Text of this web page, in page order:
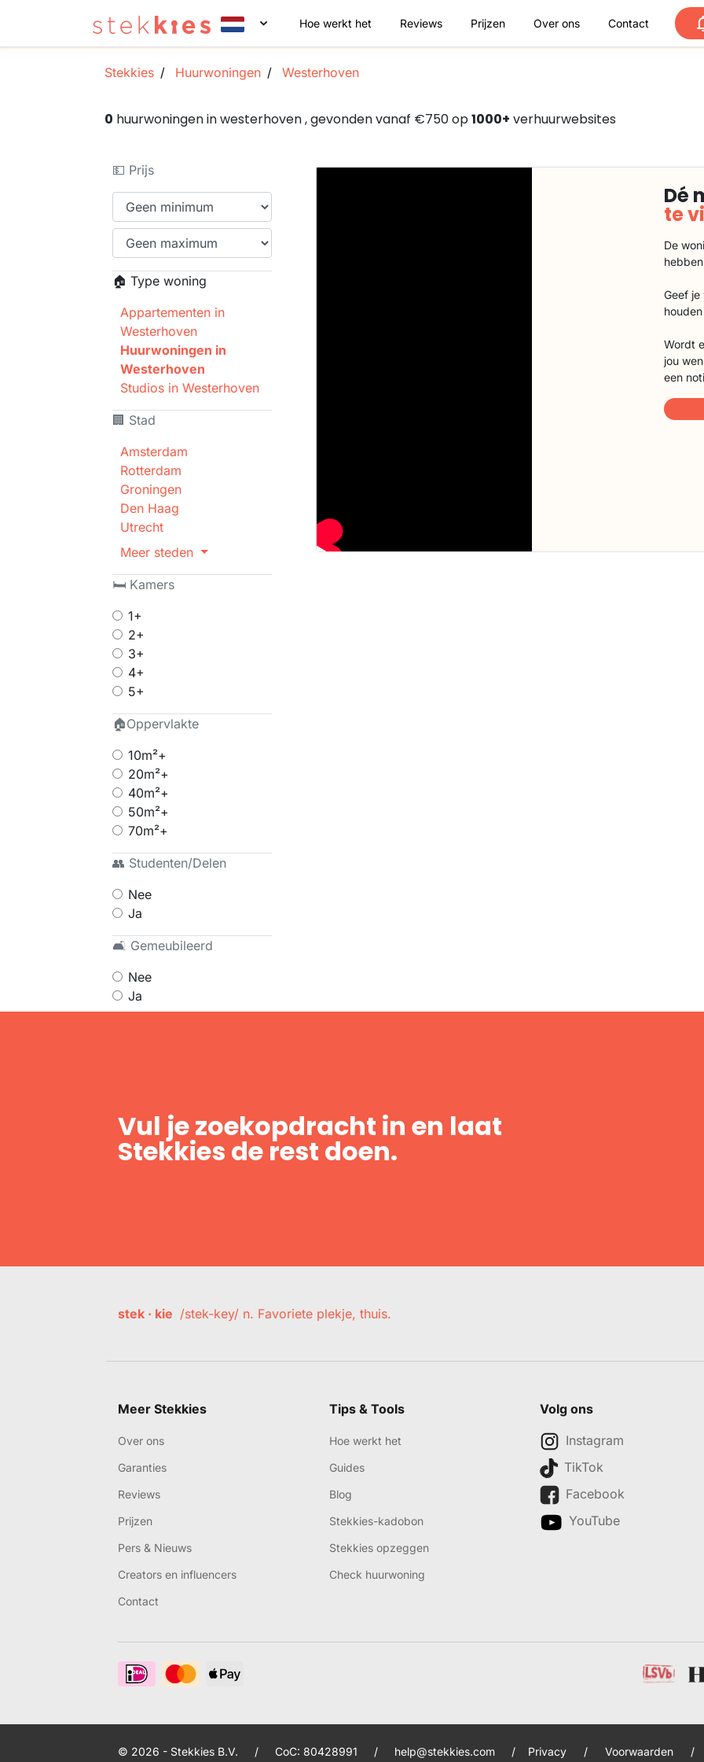
Hoe werkt het Reviews Prijzen Over ons Contact
Stekkies Huurwoningen Westerhoven
0 huurwoningen in westerhoven , gevonden vanaf €750 op1000+ verhuurwebsites
💵 Prijs
🏠 Type woning
Appartementen in
Westerhoven
Huurwoningen in
Westerhoven
Studios in Westerhoven
🏢 Stad
Amsterdam
Rotterdam
Groningen
Den Haag
Utrecht
Meer steden
🛏 Kamers
1+
2+
3+
4+
5+
🏠Oppervlakte
10m²+
20m²+
40m²+
50m²+
70m²+
👥 Studenten/Delen
Nee
Ja
🛋 Gemeubileerd
Nee
Ja
Dé
te
De
Geef
Wordt
jou
een
Vul je zoekopdracht in en laat
Stekkies de rest doen.
stek · kie /stek-key/ n. Favoriete plekje, thuis.
Meer Stekkies
Over ons
Garanties
Reviews
Prijzen
Pers & Nieuws
Creators en influencers
Contact
Tips & Tools
Hoe werkt het
Guides
Blog
Stekkies-kadobon
Stekkies opzeggen
Check huurwoning
Volg ons
Instagram
TikTok
Facebook
YouTube
© 2026 - Stekkies B.V. / CoC: 80428991 / help@stekkies.com / Privacy / Voorwaarden /